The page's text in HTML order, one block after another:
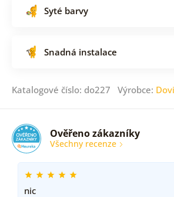
Syté barvy
Snadná instalace
Katalogové číslo: do227 Výrobce:
Ověřeno zákazníky
Všechny recenze
nic